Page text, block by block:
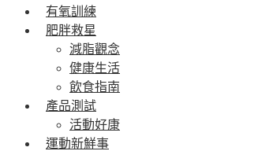
有氧訓練
肥胖救星
減脂觀念
健康生活
飲食指南
產品測試
活動好康
運動新鮮事